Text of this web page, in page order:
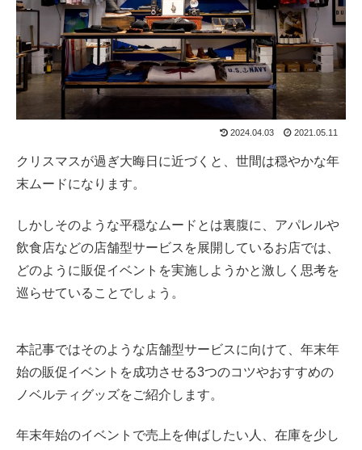
2024.04.03 2021.05.11
クリスマスが過ぎ大晦日に近づくと、世間は穏やかな年
末ムードになります。
しかしそのような平穏なムードとは裏腹に、アパレルや
飲食店などの店舗型サービスを展開しているお店では、
どのように販促イベントを実施しようかと激しく思考を
巡らせていることでしょう。
本記事ではそのような店舗型サービスに向けて、年末年
始の販促イベントを成功させる3つのコツやおすすめの
ノベルティグッズをご紹介します。
年末年始のイベントで売上を伸ばしたい人、在庫を少し